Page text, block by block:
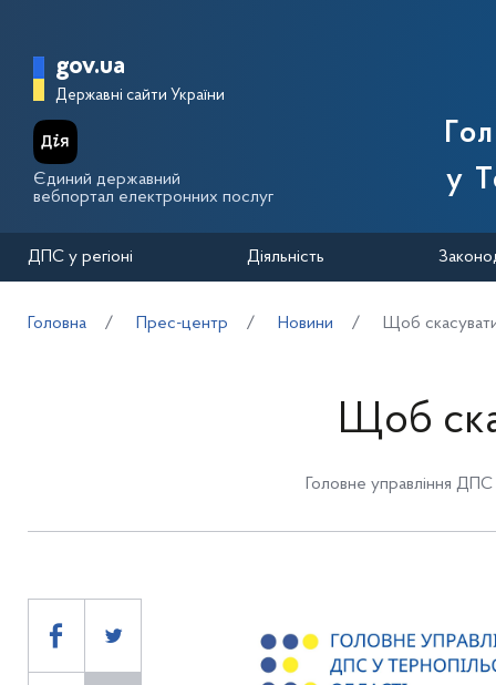
Головна сторінка Державної
gov.ua
Державні сайти України
Єдиний державний
вебпортал електронних послуг
у
ДПС у регіоні Діяльність
Головна Прес-центр Новини Щоб
Щоб
Головне управління ДПС